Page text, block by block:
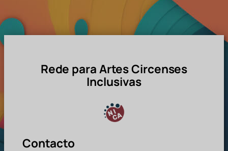
Rede para Artes Circenses
Inclusivas
Contacto